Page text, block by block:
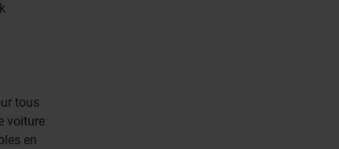
tous
voiture
en